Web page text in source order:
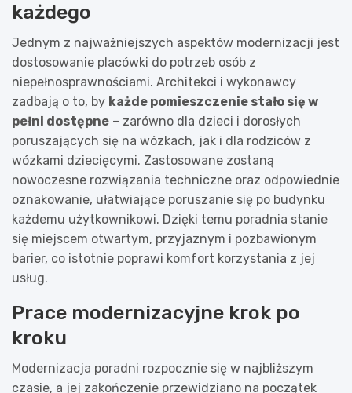
każdego
Jednym z najważniejszych aspektów modernizacji jest
dostosowanie placówki do potrzeb osób z
niepełnosprawnościami. Architekci i wykonawcy
zadbają o to, by każde pomieszczenie stało się w
pełni dostępne – zarówno dla dzieci i dorosłych
poruszających się na wózkach, jak i dla rodziców z
wózkami dziecięcymi. Zastosowane zostaną
nowoczesne rozwiązania techniczne oraz odpowiednie
oznakowanie, ułatwiające poruszanie się po budynku
każdemu użytkownikowi. Dzięki temu poradnia stanie
się miejscem otwartym, przyjaznym i pozbawionym
barier, co istotnie poprawi komfort korzystania z jej
usług.
Prace modernizacyjne krok po
kroku
Modernizacja poradni rozpocznie się w najbliższym
czasie, a jej zakończenie przewidziano na początek